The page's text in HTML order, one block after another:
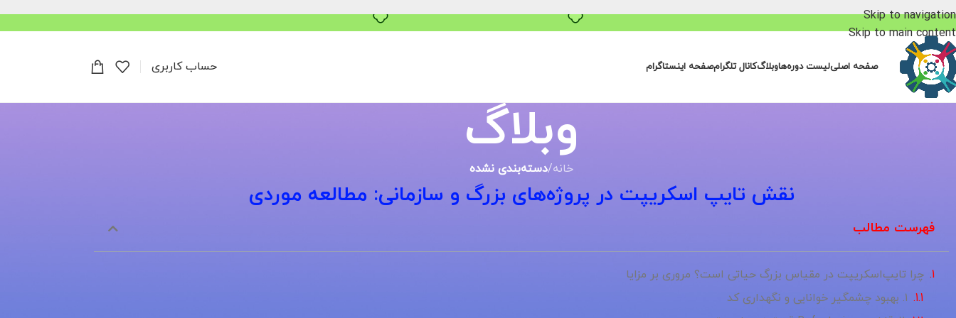
Skip to navigation
Skip to main content
صفحه اصلیلیست دوره‌هاوبلاگکانال تلگرامصفحه اینستاگرام حساب کاربری
وبلاگ
خانه/دسته‌بندی نشده
نقش تایپ اسکریپت در پروژه‌های بزرگ و سازمانی: مطالعه موردی
فهرست مطالب
چرا تایپ‌اسکریپت در مقیاس بزرگ حیاتی است؟ مروری بر مزایا
۱. بهبود چشمگیر خوانایی و نگهداری کد